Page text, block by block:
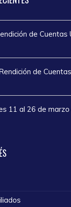
de Cuentas
de
11 al 26 de